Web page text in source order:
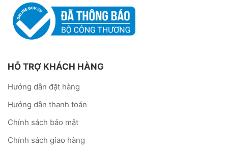
HỖ TRỢ KHÁCH HÀNG
Hướng dẫn đặt hàng
Hướng dẫn thanh toán
Chính sách bảo mật
Chính sách giao hàng